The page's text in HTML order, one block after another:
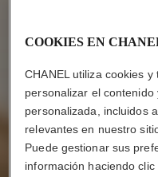
COOKIES EN
CHANEL utiliza cookies
personalizar el
personalizada, incluidos
relevantes en nuestro
Puede gestionar sus
información haciendo